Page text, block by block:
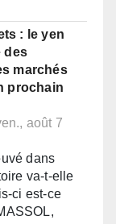
: le yen
des
marchés
prochain
août 7
dans
va-t-elle
ci est-ce